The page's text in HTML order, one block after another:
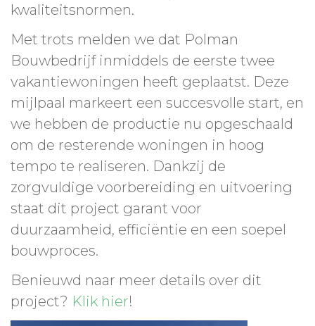
kwaliteitsnormen.
Met trots melden we dat Polman
Bouwbedrijf inmiddels de eerste twee
vakantiewoningen heeft geplaatst. Deze
mijlpaal markeert een succesvolle start, en
we hebben de productie nu opgeschaald
om de resterende woningen in hoog
tempo te realiseren. Dankzij de
zorgvuldige voorbereiding en uitvoering
staat dit project garant voor
duurzaamheid, efficiëntie en een soepel
bouwproces.
Benieuwd naar meer details over dit
project? Klik hier!